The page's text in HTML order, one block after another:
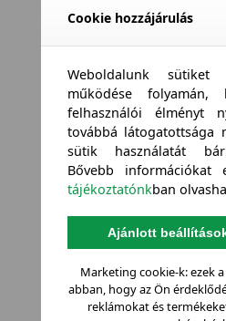
Cookie hozzájárulás
Weboldalunk sütiket
működése
felhasználói élményt
továbbá látogatottsága
sütik használatát
Bővebb
tájékoztatónkban
Ajánlott
Marketing cookie-k: ezek
abban, hogy az Ön
reklámokat és